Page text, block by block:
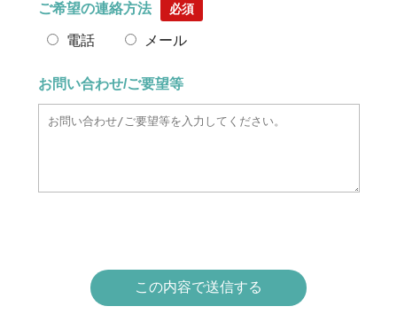
ご希望の連絡方法 必須
電話 メール
お問い合わせ/ご要望等